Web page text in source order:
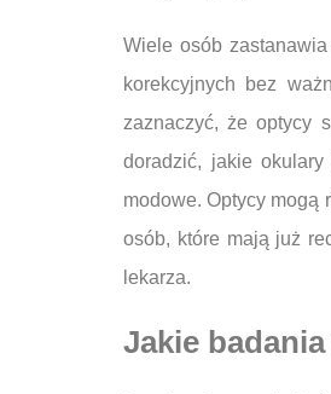
Wiele osób
korekcyjnych bez
zaznaczyć, że optycy
doradzić, jakie okulary
modowe. Optycy mogą
osób, które mają już
lekarza.
Jakie